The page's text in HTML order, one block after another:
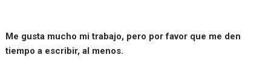
Me gusta mucho mi trabajo, pero por favor que me den
tiempo a escribir, al menos.